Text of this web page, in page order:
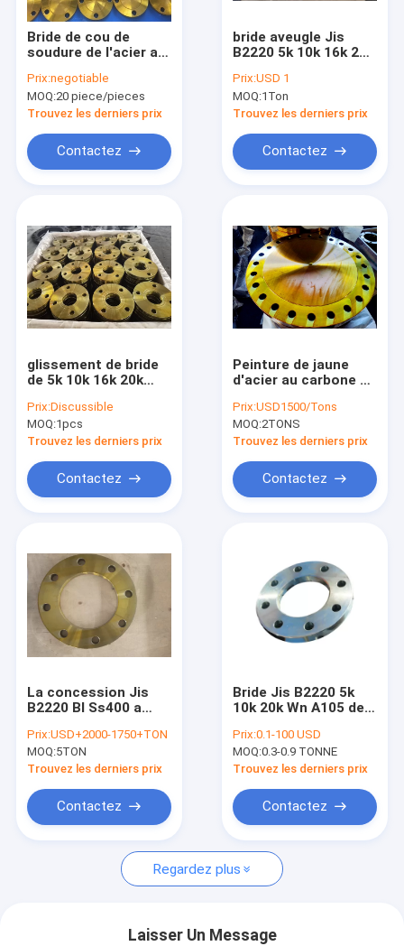
Contrôle de qualité
Nouvelles
Cas
NORME ANSI B16.5 ASME B16.47 DE BRIDE
BRIDENT EN 1092-1 DIN
BRIDE JIS B2220
BRIDE BS 4504
BRIDE AWWA C207-07
MONTAGE DE TUYAU ASME B16.9
COUDE DE TUYAU D'ACIER
PIÈCE EN T DE TUYAU D'ACIER
Chapeau de tuyau d'acier
FROGED ADAPTANT ASME B16.11
Bride de cou de
soudure de l'acier au
B2220 pour le
pétrole/gaz/eau/industriel
Prix:negotiable
MOQ:20 piece/pieces
Trouvez les derniers prix
Contactez
bride aveugle Jis
B2220 5k 10k 16k 20k
tuyau 10A
Prix:USD 1
MOQ:1Ton
Trouvez les derniers prix
Contactez
glissement de bride
de 5k 10k 16k 20k
l'acier inoxydable
d'acier au carbone
aveugle
Prix:Discussible
MOQ:1pcs
Trouvez les derniers prix
Contactez
Peinture de jaune
d'acier au carbone de
B2220 Jis 10k
Prix:USD1500/Tons
MOQ:2TONS
Trouvez les derniers prix
Contactez
La concession Jis
B2220 Bl Ss400 a
acier 16k
Prix:USD+2000-1750+TON
MOQ:5TON
Trouvez les derniers prix
Contactez
Bride Jis B2220 5k
10k 20k Wn A105 de
d'acier au carbone
Prix:0.1-100 USD
MOQ:0.3-0.9 TONNE
Trouvez les derniers prix
Contactez
Regardez plus
Laisser Un Message